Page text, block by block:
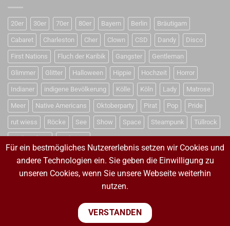
20er 30er 70er 80er Bayern Berlin Bräutigam
Cabaret Charleston Cher Clown CSD Dandy Disco
First Nations Fluch der Karibik Gangster Gentleman
Glimmer Glitter Halloween Hippie Hochzeit Horror
Indianer indigene Bevölkerung Kölle Köln Lady Matrose
Meer Native Americans Oktoberparty Pirat Pop Pride
rut wiess Röcke See Show Space Steampunk Tüllrock
Weihnachten Weltraum
VERTRAG WIDERRUFEN
VERTRAG WIDERRUFEN
Für ein bestmögliches Nutzererlebnis setzen wir Cookies und
andere Technologien ein. Sie geben die Einwilligung zu
unseren Cookies, wenn Sie unsere Webseite weiterhin
nutzen.
VERSTANDEN